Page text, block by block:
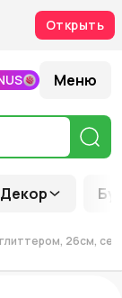
Открыть
Декор
Меню
26см,